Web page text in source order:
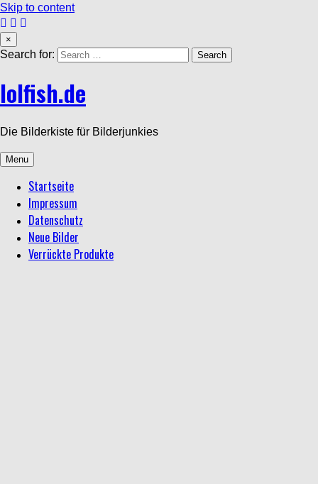
Skip to content
×
Search for:
lolfish.de
Die Bilderkiste für Bilderjunkies
Menu
Startseite
Impressum
Datenschutz
Neue Bilder
Verrückte Produkte